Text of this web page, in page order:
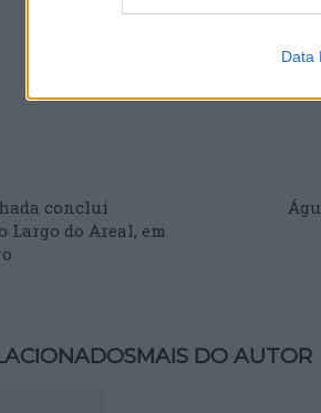
Data
conclui
Largo do Areal, em
MAIS DO AUTOR